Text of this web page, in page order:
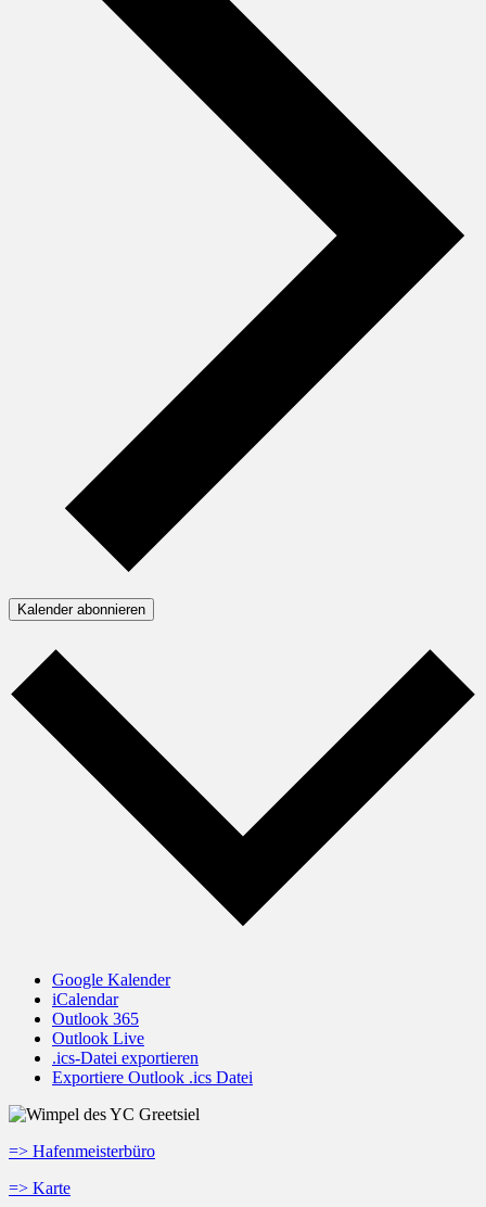
Kalender abonnieren
Google Kalender
iCalendar
Outlook 365
Outlook Live
.ics-Datei exportieren
Exportiere Outlook .ics Datei
=> Hafenmeisterbüro
=> Karte